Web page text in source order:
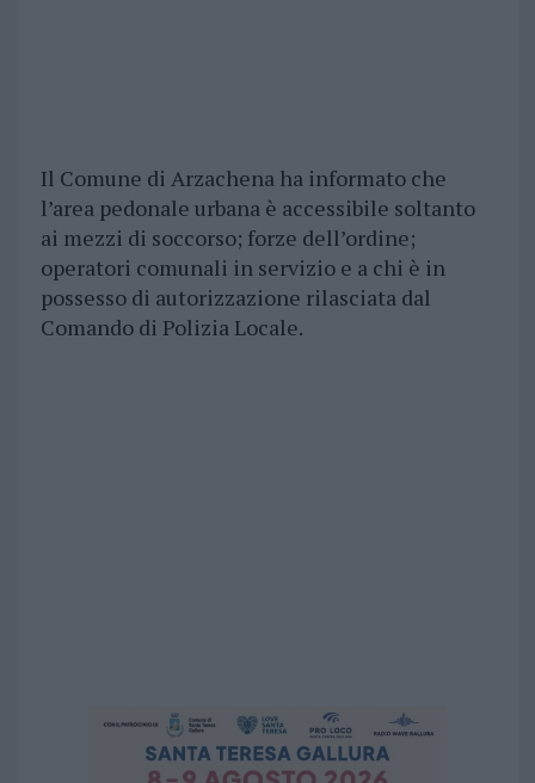
Il Comune di Arzachena ha informato che
l’area pedonale urbana è accessibile soltanto
ai mezzi di soccorso; forze dell’ordine;
operatori comunali in servizio e a chi è in
possesso di autorizzazione rilasciata dal
Comando di Polizia Locale.